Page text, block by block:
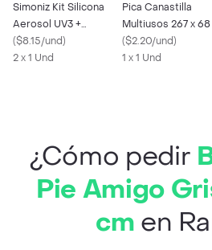
Simoniz Kit Silicona
Aerosol UV3 +
Limpillanta
($8.15/und)
2 x 1 Und
Pica Canastilla
Multiusos 267 x 68
205 cm
($2.20/und)
1 x 1 Und
¿Cómo pedir
Pie Amigo
cm en